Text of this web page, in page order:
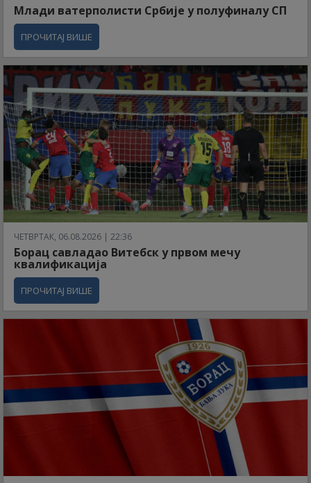
Млади ватерполисти Србије у полуфиналу СП
ПРОЧИТАЈ ВИШЕ
ЧЕТВРТАК, 06.08.2026 | 22:36
Борац савладао Витебск у првом мечу
квалификација
ПРОЧИТАЈ ВИШЕ